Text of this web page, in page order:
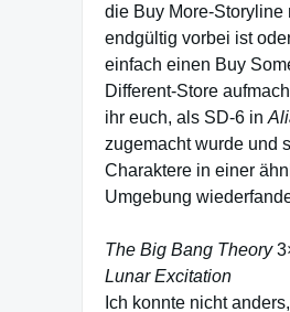
die Buy More-Storyline
endgültig vorbei ist
einfach einen Buy
Different-Store
ihr euch, als SD-6 in
zugemacht wurde und
Charaktere in einer
Umgebung
The Big Bang Theory
Lunar Excitation
Ich konnte nicht